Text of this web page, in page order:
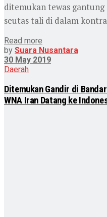
ditemukan tewas
seutas tali di dalam
Read more
by Suara Nusantara
30 May 2019
Daerah
Ditemukan Gandir di
WNA Iran Datang ke